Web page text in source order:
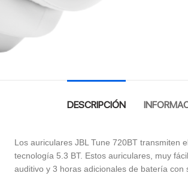
DESCRIPCIÓN
Los auriculares JBL Tune 720BT transmiten
tecnología 5.3 BT. Estos auriculares, muy
auditivo y 3 horas adicionales de batería